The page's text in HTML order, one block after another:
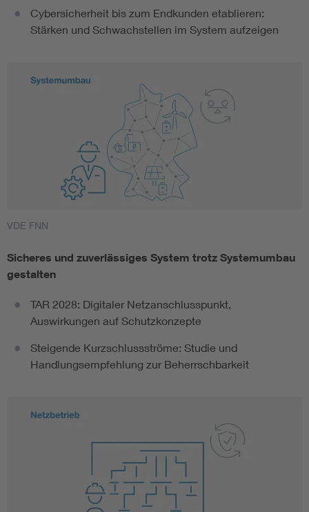
Cybersicherheit bis zum Endkunden etablieren:
Stärken und Schwachstellen im System aufzeigen
VDE FNN
Sicheres und zuverlässiges System trotz Systemumbau
gestalten
TAR 2028: Digitaler Netzanschlusspunkt,
Auswirkungen auf Schutzkonzepte
Steigende Kurzschlussströme: Studie und
Handlungsempfehlung zur Beherrschbarkeit